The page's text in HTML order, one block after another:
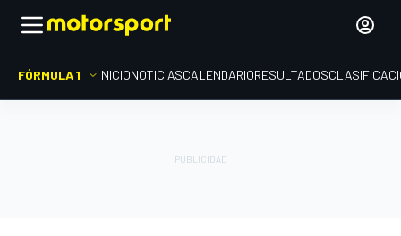
FÓRMULA 1 INICIONOTICIASCALENDARIORESULTADOS